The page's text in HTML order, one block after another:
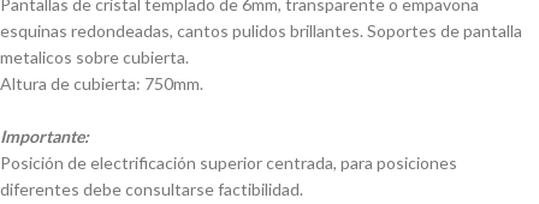
Pantallas de cristal templado de 6mm, transparente o empavona
esquinas redondeadas, cantos pulidos brillantes. Soportes de pantalla
metalicos sobre cubierta.
Altura de cubierta: 750mm.
Importante:
Posición de electrificación superior centrada, para posiciones
diferentes debe consultarse factibilidad.